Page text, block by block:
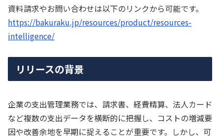
資料請求やお問い合わせは以下のリンクから可能です。
https://bakuraku.jp/resources/product/resources-
intelligence/
リリースの背景
企業の支出管理業務では、請求書、経費精算、法人カード
など複数の支出データを横断的に把握し、コストの増減要
因や改善余地を早期に捉えることが重要です。しかし、可